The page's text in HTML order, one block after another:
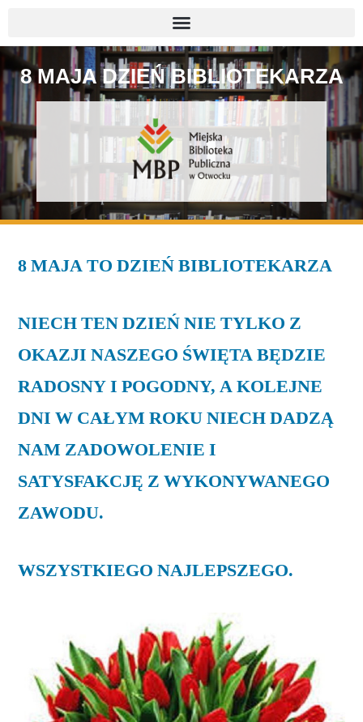
8 MAJA DZIEŃ BIBLIOTEKARZA
8 MAJA TO DZIEŃ BIBLIOTEKARZA
NIECH TEN DZIEŃ NIE TYLKO Z
OKAZJI NASZEGO ŚWIĘTA BĘDZIE
RADOSNY I POGODNY, A KOLEJNE
DNI W CAŁYM ROKU NIECH DADZĄ
NAM ZADOWOLENIE I
SATYSFAKCJĘ Z WYKONYWANEGO
ZAWODU.
WSZYSTKIEGO NAJLEPSZEGO.